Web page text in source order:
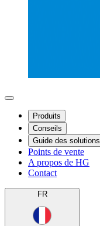
Produits
Conseils
Guide des solutions
Points de vente
A propos de HG
Contact
FR